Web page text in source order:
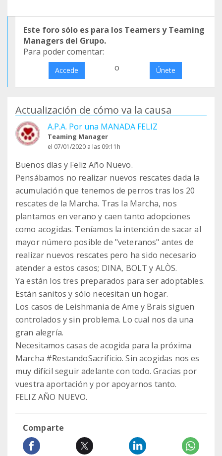
Este foro sólo es para los Teamers y Teaming
Managers del Grupo.
Para poder comentar:
Accede o Únete
Actualización de cómo va la causa
A.P.A. Por una MANADA FELIZ
Teaming Manager
el 07/01/2020 a las 09:11h
Buenos días y Feliz Año Nuevo.
Pensábamos no realizar nuevos rescates dada la
acumulación que tenemos de perros tras los 20
rescates de la Marcha. Tras la Marcha, nos
plantamos en verano y caen tanto adopciones
como acogidas. Teníamos la intención de sacar al
mayor número posible de "veteranos" antes de
realizar nuevos rescates pero ha sido necesario
atender a estos casos; DINA, BOLT y ALÒS.
Ya están los tres preparados para ser adoptables.
Están sanitos y sólo necesitan un hogar.
Los casos de Leishmania de Ame y Brais siguen
controlados y sin problema. Lo cual nos da una
gran alegría.
Necesitamos casas de acogida para la próxima
Marcha #RestandoSacrificio. Sin acogidas nos es
muy difícil seguir adelante con todo. Gracias por
vuestra aportación y por apoyarnos tanto.
FELIZ AÑO NUEVO.
Comparte